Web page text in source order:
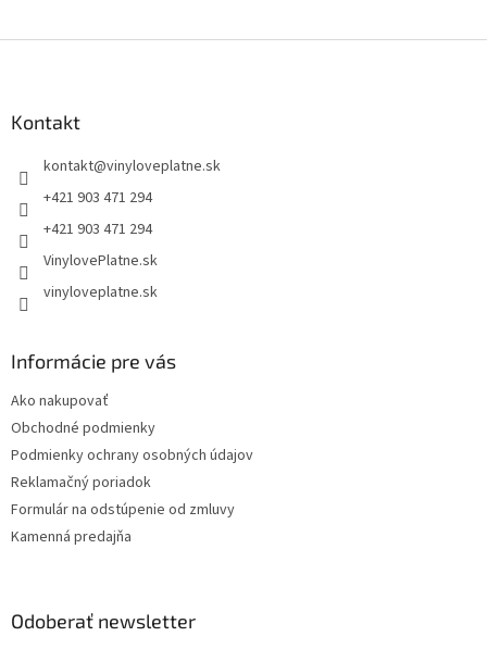
Kontakt
kontakt@vinyloveplatne.sk
+421 903 471 294
+421 903 471 294
VinylovePlatne.sk
vinyloveplatne.sk
Informácie pre vás
Ako nakupovať
Obchodné podmienky
Podmienky ochrany osobných údajov
Reklamačný poriadok
Formulár na odstúpenie od zmluvy
Kamenná predajňa
Odoberať newsletter